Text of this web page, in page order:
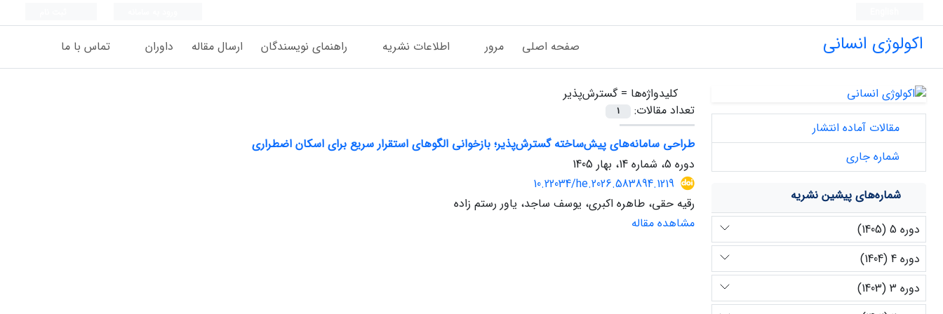
اکولوژی انسانی صفحه اصلی مرور اطلاعات نشریه راهنمای نویسندگان ارسال مقاله داوران تماس با ما
کلیدواژه‌ها =گسترش‌پذیر
تعداد مقالات:
1
طراحی سامانه‌های پیش‌ساخته گسترش‌پذیر؛ بازخوانی الگوهای استقرار سریع برای اسکان اضطراری
دوره 5، شماره 14، بهار 1405
10.22034/he.2026.583894.1219
رقیه حقی، طاهره اکبری، یوسف ساجد، یاور رستم زاده
مشاهده مقاله
مقالات آماده انتشار
شماره جاری
شماره‌های پیشین نشریه
دوره 5 (1405)
دوره 4 (1404)
دوره 3 (1403)